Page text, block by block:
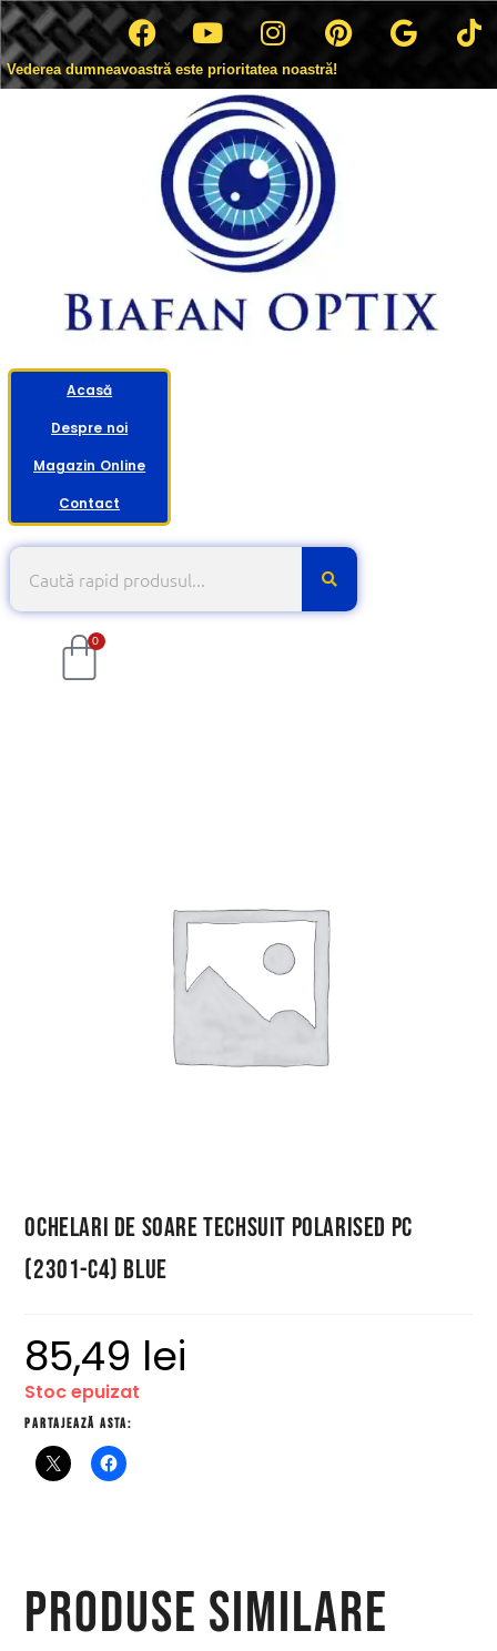
Vederea dumneavoastră este prioritatea noastră!
Acasă
Despre noi
Magazin Online
Contact
0
Ochelari de Soare Techsuit Polarised PC
(2301-C4) Blue
85,49 lei
Stoc epuizat
Partajează asta:
Produse similare